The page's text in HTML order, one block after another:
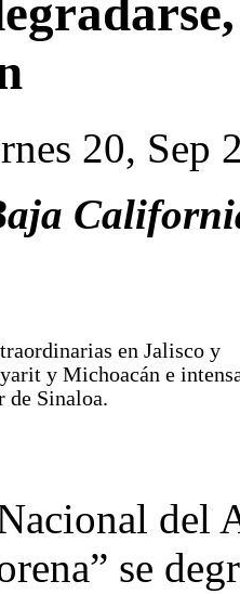
20, Sep
en Jalisco y
y Michoacán e
de Sinaloa.
del
se